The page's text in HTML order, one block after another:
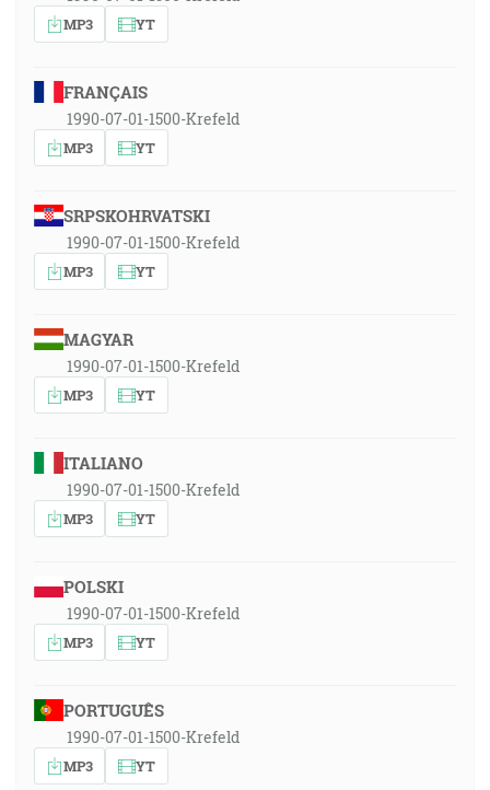
MP3 YT
FRANÇAIS
1990-07-01-1500-Krefeld
MP3 YT
SRPSKOHRVATSKI
1990-07-01-1500-Krefeld
MP3 YT
MAGYAR
1990-07-01-1500-Krefeld
MP3 YT
ITALIANO
1990-07-01-1500-Krefeld
MP3 YT
POLSKI
1990-07-01-1500-Krefeld
MP3 YT
PORTUGUÊS
1990-07-01-1500-Krefeld
MP3 YT